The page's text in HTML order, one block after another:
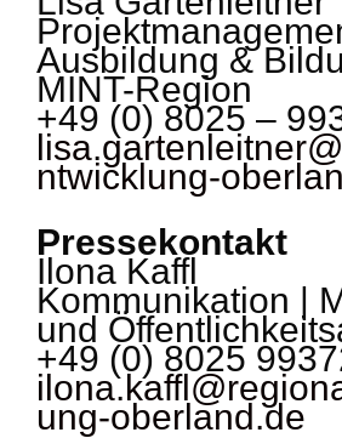
Ausbildung &
MINT-Region
+49 (0) 8025 –
ntwicklung-
Pressekontakt
Ilona Kaffl
Kommunikation |
und
+49 (0) 8025
ung-oberland.de